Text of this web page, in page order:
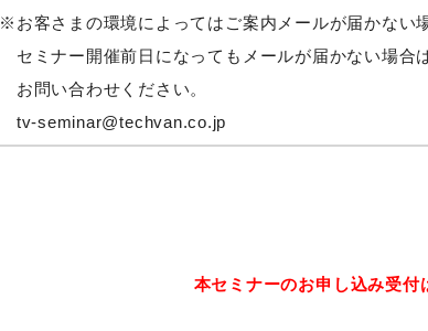
※お客さまの環境によってはご案内メールが届かない
セミナー開催前日になってもメールが届かない場合
お問い合わせください。
tv-seminar@techvan.co.jp
本セミナーのお申し込み受付